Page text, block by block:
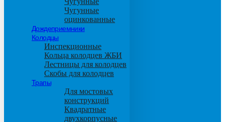
Чугунные
оцинкованные
Дождеприемники
Колодцы
Инспекционные
Кольца колодцев ЖБИ
Лестницы для колодцев
Скобы для колодцев
Трапы
Для мостовых
конструкций
Квадратные
двухкорпусные